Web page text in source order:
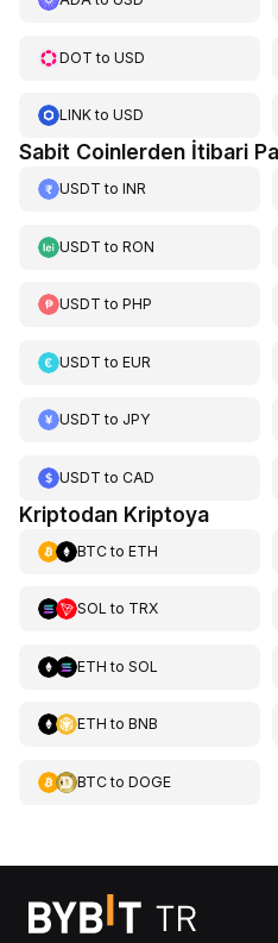
DOT to USD
LINKto USD
Sabit Coinlerden İtibari
USDT to INR
USDT to RON
USDT to PHP
USDT to EUR
USDT to JPY
USDT to CAD
Kriptodan Kriptoya
BTCto ETH
SOL to TRX
ETH to SOL
ETH to BNB
BTCto DOGE